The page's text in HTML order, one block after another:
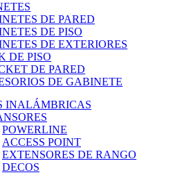
DE PARED
DE PISO
DE EXTERIORES
DE PISO
DE PARED
DE GABINETE
INALÁMBRICAS
POWERLINE
ACCESS POINT
EXTENSORES DE RANGO
DECOS